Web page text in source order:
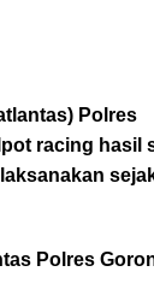
Polres
racing hasil
Polres